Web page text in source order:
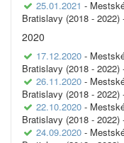
25.01.2021 -
Bratislavy (2018 - 2022)
2020
17.12.2020 -
Bratislavy (2018 - 2022)
26.11.2020 -
Bratislavy (2018 - 2022)
22.10.2020 -
Bratislavy (2018 - 2022)
24.09.2020 -